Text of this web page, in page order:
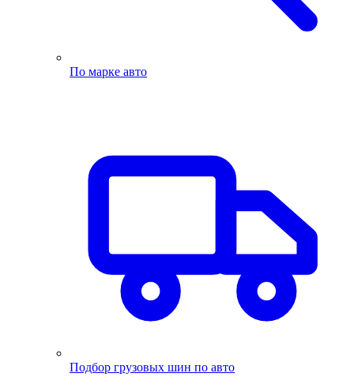
По марке авто
Подбор грузовых шин по авто